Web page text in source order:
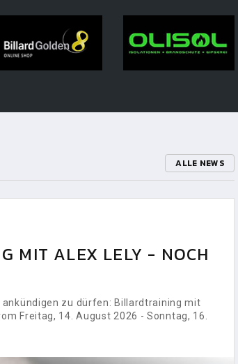
ALLE NEWS
MIT ALEX LELY - NOCH
zu dürfen: Billardtraining mit
Freitag, 14. August 2026 - Sonntag, 16.